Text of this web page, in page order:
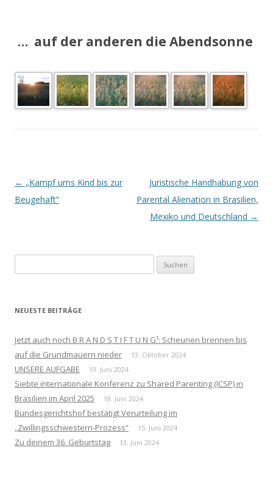
… auf der anderen die Abendsonne
Beitrags-
Navigation
← „Kampf ums Kind bis zur
Beugehaft“
Juristische Handhabung von
Parental Alienation in Brasilien,
Mexiko und Deutschland →
nach:
NEUESTE BEITRÄGE
Jetzt auch noch B R A N D S T I F T U N G¹: Scheunen brennen bis
auf die Grundmauern nieder
13. Oktober 2024
UNSERE AUFGABE 19. Juni 2024
Siebte internationale Konferenz zu Shared Parenting (ICSP) in
Brasilien im April 2025
18. Juni 2024
Bundesgerichtshof bestätigt Verurteilung im
„Zwillingsschwestern-Prozess“
15. Juni 2024
Zu deinem 36. Geburtstag 13. Juni 2024